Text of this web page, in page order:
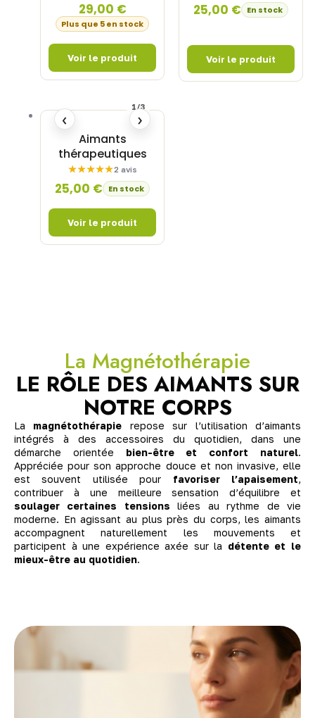
29,00 €
Plus que 5 en stock
25,00 € En stock
Aimants
thérapeutiques
2 avis
25,00 € En stock
‹ ›
1/3
La Magnétothérapie
LE RÔLE DES AIMANTS SUR
NOTRE CORPS
La magnétothérapie repose sur l’utilisation d’aimants
intégrés à des accessoires du quotidien, dans une
démarche orientée bien-être et confort naturel.
Appréciée pour son approche douce et non invasive, elle
est souvent utilisée pour favoriser l’apaisement,
contribuer à une meilleure sensation d’équilibre et
soulager certaines tensions liées au rythme de vie
moderne. En agissant au plus près du corps, les aimants
accompagnent naturellement les mouvements et
participent à une expérience axée sur la détente et le
mieux-être au quotidien.